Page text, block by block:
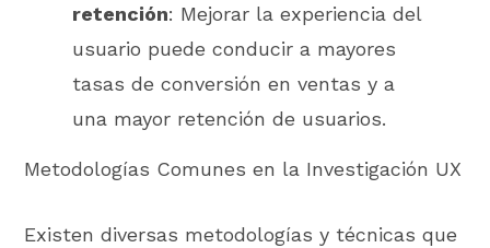
retención: Mejorar la experiencia del
usuario puede conducir a mayores
tasas de conversión en ventas y a
una mayor retención de usuarios.
Metodologías Comunes en la Investigación UX
Existen diversas metodologías y técnicas que